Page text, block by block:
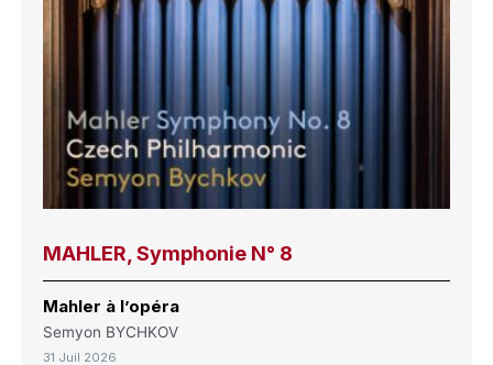
MAHLER, Symphonie N° 8
Mahler à l’opéra
Semyon BYCHKOV
31 Juil 2026